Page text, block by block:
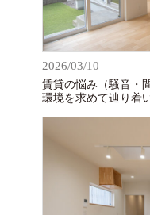
2026/03/10
賃貸の悩み（騒音・
環境を求めて辿り着